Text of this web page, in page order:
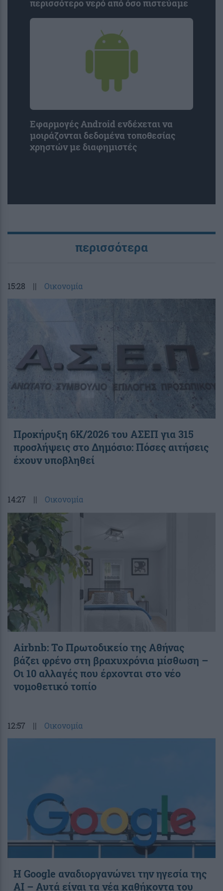
περισσότερο νερό από όσο πιστεύαμε
Εφαρμογές Android ενδέχεται να
μοιράζονται δεδομένα τοποθεσίας
χρηστών με διαφημιστές
περισσότερα
15:28 || Οικονομία
Προκήρυξη 6Κ/2026 του ΑΣΕΠ για 315
προσλήψεις στο Δημόσιο: Πόσες αιτήσεις
έχουν υποβληθεί
14:27 || Οικονομία
Airbnb: Το Πρωτοδικείο της Αθήνας
βάζει φρένο στη βραχυχρόνια μίσθωση –
Οι 10 αλλαγές που έρχονται στο νέο
νομοθετικό τοπίο
12:57 || Οικονομία
Η Google αναδιοργανώνει την ηγεσία της
AI – Αυτά είναι τα νέα καθήκοντα του